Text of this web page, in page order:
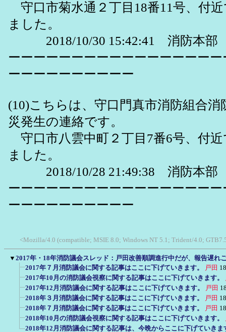
守口市菊水通２丁目18番11号、付
ました。
2018/10/30 15:42:41 消防本部
ーーーーーーーーーーーーーーーー
ーーーーーーーーーー
(10)こちらは、守口門真市消防組合消
災発生の連絡です。
守口市八雲中町２丁目7番6号、付
ました。
2018/10/28 21:49:38 消防本部
ーーーーーーーーーーーーーーーー
ーーーーーーーーーー
<Mozilla/4.0 (compatible; MSIE 8.0; Windows NT 5.1; Trident/4.0;
▼ 2017年・18年消防議会スレッド：戸田改善順調進行中だが、報告遅れ
2017年７月消防議会に関する記事はここに下げていきます。
戸田
2017年10月の消防議会視察に関する記事はここに下げていきます。
2017年12月消防議会に関する記事はここに下げていきます。
戸田
2018年３月消防議会に関する記事はここに下げていきます。
戸田
2018年７月消防議会に関する記事はここに下げていきます。
戸田
2018年10月の消防議会視察に関する記事はここに下げていきます。
2018年12月消防議会に関する記事は、今晩からここに下げていきま